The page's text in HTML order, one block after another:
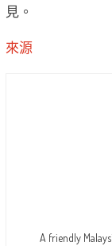
見。
來源
A friendly